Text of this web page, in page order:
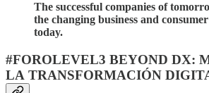
The successful companies of
the changing business and
today.
#FOROLEVEL3 BEYOND DX:
LA TRANSFORMACIÓN